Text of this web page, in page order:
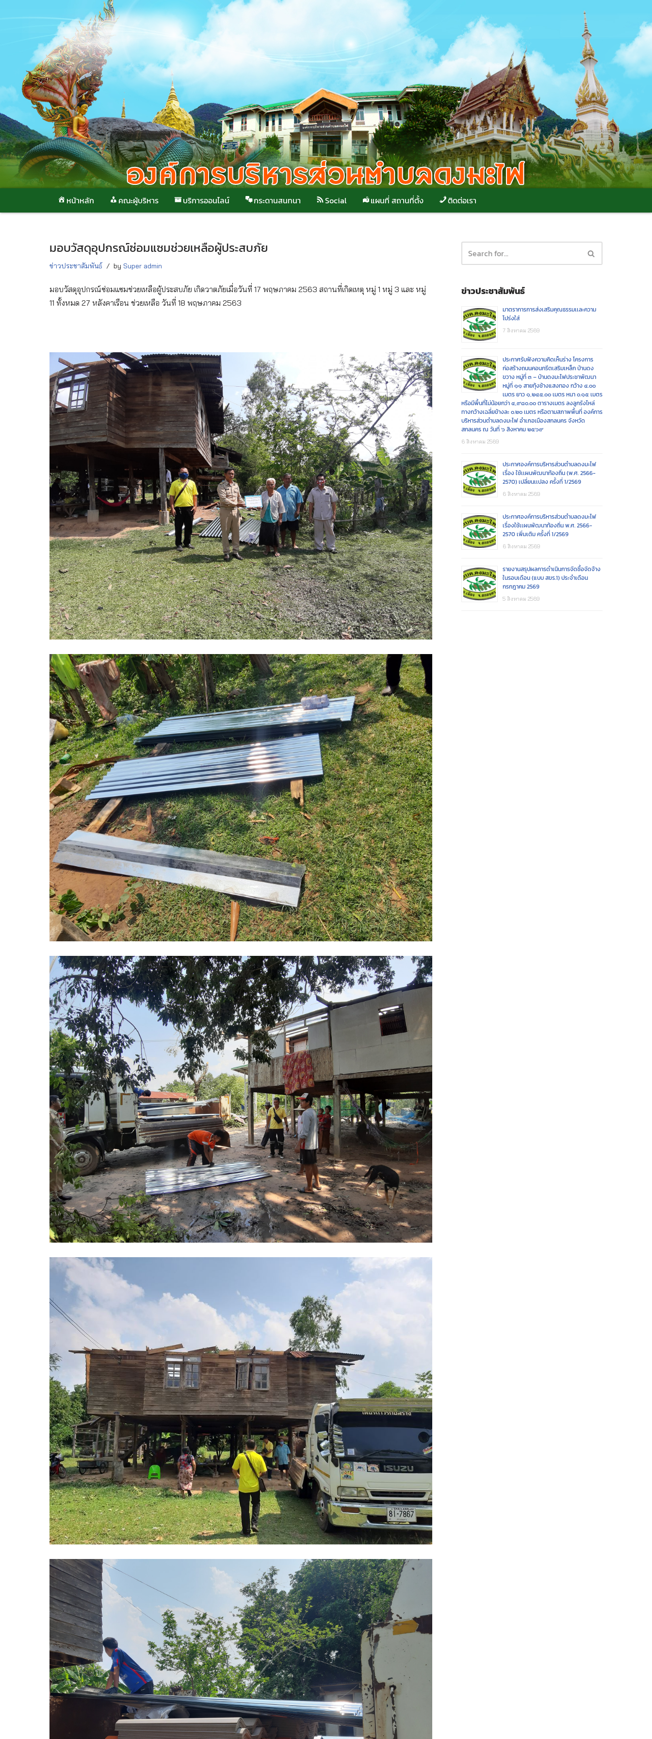
content
หน้าหลัก คณะผู้บริหาร บริการออนไลน์ กระดานสนทนา Social แผนที่ สถานที่ตั้ง ติดต่อเรา
มอบวัสดุอุปกรณ์ซ่อมแซมช่วยเหลือผู้ประสบภัย
ข่าวประชาสัมพันธ์ by Super admin
มอบวัสดุอุปกรณ์ซ่อมแซมช่วยเหลือผู้ประสบภัย เกิดวาตภัยเมื่อวันที่ 17 พฤษภาคม 2563 สถานที่เกิดเหตุ หมู่ 1 หมู่ 3 และ หมู่
11 ทั้งหมด 27 หลังคาเรือน ช่วยเหลือ วันที่ 18 พฤษภาคม 2563
ข่าวประชาสัมพันธ์
มาตราการการส่งเสริมคุณธรรมเเละความ
โปร่งใส่
7 สิงหาคม 2569
ประกาศรับฟังความคิดเห็นร่าง โครงการ
ก่อสร้างถนนคอนกรีตเสริมเหล็ก บ้านดง
ขวาง หมู่ที่ ๓ – บ้านดงมะไฟประชาพัฒนา
หมู่ที่ ๑๑ สายทุ้งช้างแสงทอง กว้าง ๔.๐๐
เมตร ยาว ๑,๒๔๕.๐๐ เมตร หนา ๐.๑๕ เมตร
หรือมีพื้นที่ไม่น้อยกว่า ๔,๙๘๐.๐๐ ตารางเมตร ลงลูกรังไหล่
ทางกว้างเฉลี่ยข้างละ ๐.๒๐ เมตร หรือตามสภาพพื้นที่ องค์การ
บริหารส่วนตำบลดงมะไฟ อำเภอเมืองสกลนคร จังหวัด
สกลนคร ณ วันที่ ๖ สิงหาคม ๒๕๖๙
6 สิงหาคม 2569
ประกาศองค์การบริหารส่วนตำบลดงมะไฟ
เรื่อง ใช้เเผนพัฒนาท้องถิ่น (พ.ศ. 2566-
2570) เปลี่ยนเเปลง ครั้งที่ 1/2569
6 สิงหาคม 2569
ประกาศองค์การบริหารส่วนตำบลดงมะไฟ
เรื่องใช้เเผนพัฒนาท้องถิ่น พ.ศ. 2566-
2570 เพิ่มเติม ครั้งที่ 1/2569
6 สิงหาคม 2569
รายงานสรุปผลการดำเนินการจัดซื้อจัดจ้าง
ในรอบเดือน (แบบ สขร.1) ประจำเดือน
กรกฎาคม 2569
5 สิงหาคม 2569